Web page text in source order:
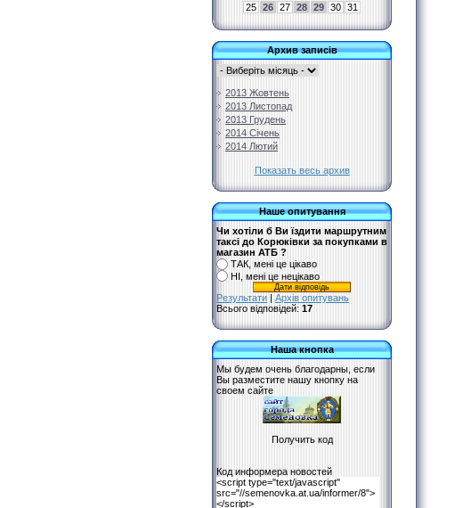
25 26 27 28 29 30 31
Архив записів
2013 Жовтень
2013 Листопад
2013 Грудень
2014 Січень
2014 Лютий
Показать весь архив
Наше опитування
Чи хотіли б Ви їздити маршрутним
таксі до Корюківки за покупками в
магазин АТБ ?
ТАК, мені це цікаво
НІ, мені це нецікаво
Результати
Архів опитувань
Всього відповідей: 17
Наша кнопка
Мы будем очень благодарны, если
Вы разместите нашу кнопку на
своем сайте
Код информера новостей